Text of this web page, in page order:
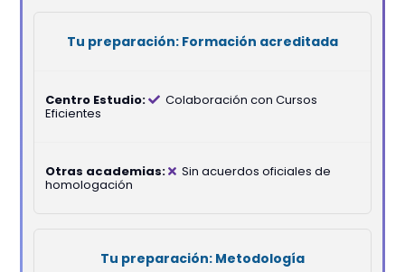
Formación acreditada
Colaboración con Cursos
Eficientes
Sin acuerdos oficiales de
homologación
Metodología